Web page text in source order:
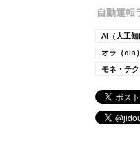
自動運転
AI（人工知
オラ（ola）
モネ・テ